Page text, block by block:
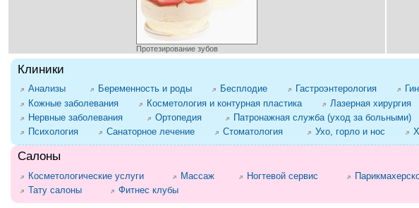
Протезирование зубов
Клиники
Анализы Беременность и роды Бесплодие Гастроэнтерология
Кожные заболевания
Косметология и контурная пластика Лазерная хирургия
Нервные заболевания
Ортопедия Патронажная служба (уход за больными)
Психология
Санаторное лечение Стоматология Ухо, горло и нос
Салоны
Косметологические услуги Массаж Ногтевой сервис
Тату салоны
Фитнес клубы